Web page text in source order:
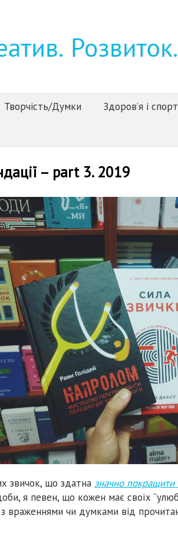
Творчість/Думки Здоров’я і спорт
– part 3. 2019
звичок, що здатна значно
я певен, що кожен має своїх
з враженнями чи думками від